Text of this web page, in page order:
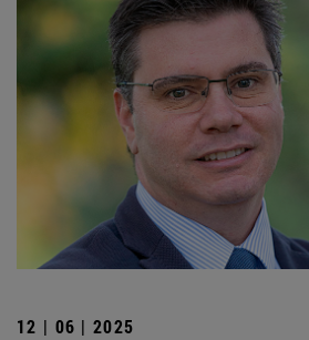
12 | 06 | 2025